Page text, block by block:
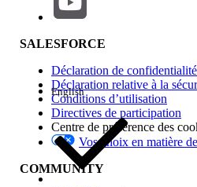
Impact des fonctionnalités
Edition
SALESFORCE
Déclaration de confidentialité
Déclaration relative à la
Conditions d’utilisation
Directives de participation
Centre de préférence des
Vos choix en matière
COMMUNITY
English